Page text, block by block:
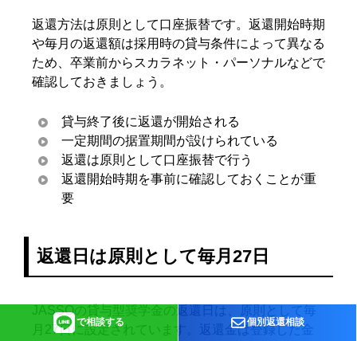
返還方法は原則として口座振替です。返還開始時期
や毎月の返還額は採用時の貸与条件によって異なる
ため、卒業前からスカラネット・パーソナルなどで
確認しておきましょう。
貸与終了後に返還が開始される
一定期間の据置期間が設けられている
返還は原則として口座振替で行う
返還開始時期を事前に確認しておくことが重
要
返還日は原則として毎月27日
JASSOの貸与型奨学金の返還日は、原則として毎
月27日に設定されています。返還金は登録した金
で相談する 個別返還相談